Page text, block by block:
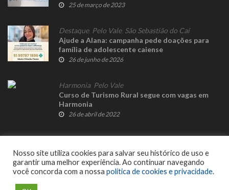
25 de março de 2023
Destaque, Pelo Vale, São Sebastião do Caí
Ajude a Alana: campanha pede doações para
família de adolescente caiense
26 de junho de 2026
Harmonia, Pelo Vale
Curso de Turismo Rural segue com vagas em
Harmonia
26 de abril de 2022
Nosso site utiliza cookies para salvar seu histórico de uso e
garantir uma melhor experiência. Ao continuar navegando
você concorda com a nossa política de cookies e privacidade.